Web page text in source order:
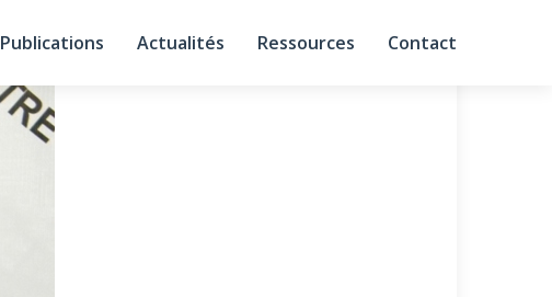
Publications Actualités Ressources Contact